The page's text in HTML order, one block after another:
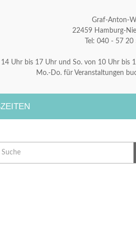
Graf-Anton-
22459 Hamburg-
Tel: 040 - 57
14 Uhr bis 17 Uhr und So. von 10 Uhr bis
Mo.-Do. für Veranstaltungen